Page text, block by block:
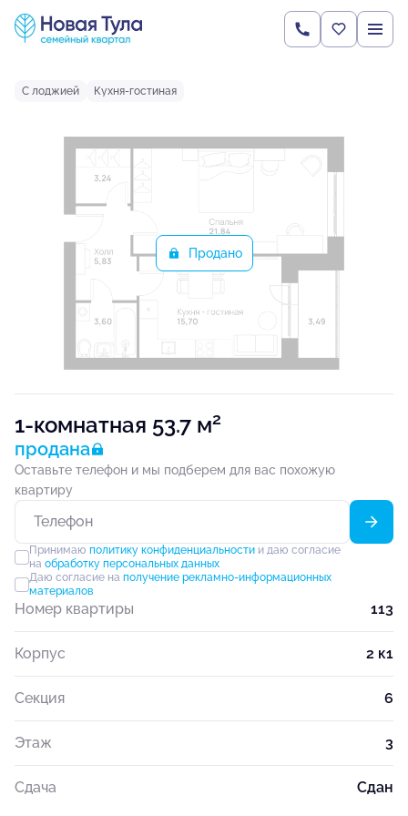
1-комнатная53.7 м Цена по запросу
Ипотекаот 21 994 руб.
С лоджией Кухня-гостиная
Продано
1-комнатная 53.7 м2
продана
Оставьте телефон и мы подберем для вас похожую
квартиру
Принимаю политику конфиденциальностии даю согласие
на обработку персональных данных
Даю согласие на получение рекламно-информационных
материалов
Номер квартиры 113
Корпус 2 к1
Секция 6
Этаж 3
Сдача Сдан